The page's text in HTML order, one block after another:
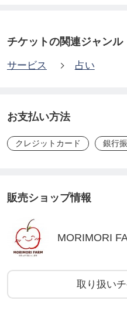
チケットの関連ジャンル
サービス 占い
お支払い方法
クレジットカード 銀行
販売ショップ情報
MORIMORI
取り扱い